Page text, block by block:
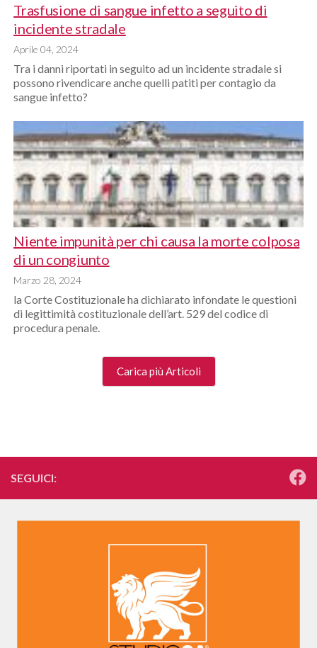
Trasfusione di sangue infetto a seguito di
incidente stradale
Aprile 04, 2024
Tra i danni riportati in seguito ad un incidente stradale si
possono rivendicare anche quelli patiti per contagio da
sangue infetto?
Niente impunità per chi causa la morte colposa
di un congiunto
Marzo 28, 2024
la Corte Costituzionale ha dichiarato infondate le questioni
di legittimità costituzionale dell’art. 529 del codice di
procedura penale.
Carica più Articoli
SEGUICI: